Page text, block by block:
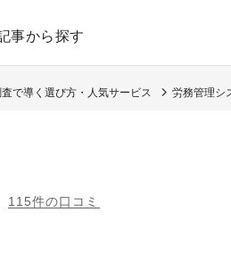
事から探す
で導く選び方・人気サービス 労務管理シ
115件の口コミ